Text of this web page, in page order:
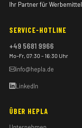
Ihr Partner für Werbemittel
SERVICE-HOTLINE
+49 5681 9966
Mo–Fr, 07:30 – 16:30 Uhr
info@hepla.de
LinkedIn
ÜBER HEPLA